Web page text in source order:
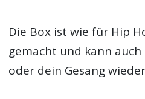
Die Box ist wie für Hip
gemacht und kann
oder dein Gesang